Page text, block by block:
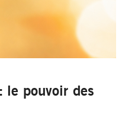
le pouvoir des